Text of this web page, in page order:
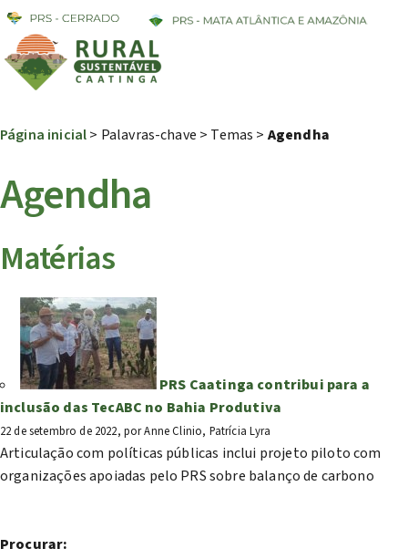
Página inicial> Palavras-chave > Temas > Agendha
Agendha
Matérias
PRS Caatinga contribui para a
inclusão das TecABC no Bahia Produtiva
22 de setembro de 2022, por Anne Clinio, Patrícia Lyra
Articulação com políticas públicas inclui projeto piloto com
organizações apoiadas pelo PRS sobre balanço de carbono
Procurar: